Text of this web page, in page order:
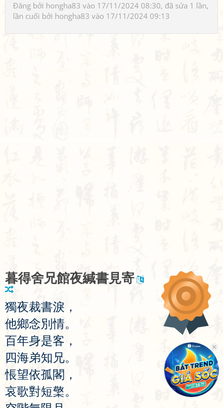
Đăng bởi hongha83 vào 17/11/2024 08:30, đã sửa 1 lần,
lần cuối bởi hongha83 vào 17/11/2024 09:13
暮得舍兄館夜緘書見寄
獨夜裁書淚 ，
他鄉念別情。
百年身是客 ，
四海弟知 兄。
悵望依孤閣 ，
哀歌對短檠。